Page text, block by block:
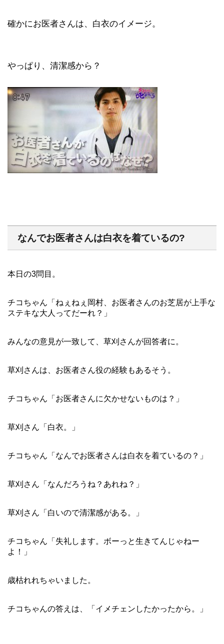
確かにお医者さんは、白衣のイメージ。
やっぱり、清潔感から？
なんでお医者さんは白衣を着ているの?
本日の3問目。
チコちゃん「ねぇねぇ岡村、お医者さんのお芝居が上手な
ステキな大人ってだーれ？」
みんなの意見が一致して、草刈さんが回答者に。
草刈さんは、お医者さん役の経験もあるそう。
チコちゃん「お医者さんに欠かせないものは？」
草刈さん「白衣。」
チコちゃん「なんでお医者さんは白衣を着ているの？」
草刈さん「なんだろうね？あれね？」
草刈さん「白いので清潔感がある。」
チコちゃん「失礼します。ボーっと生きてんじゃねー
よ！」
歳枯れれちゃいました。
チコちゃんの答えは、「イメチェンしたかったから。」